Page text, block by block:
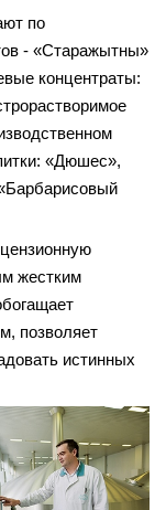
по
- «Старажытны»
концентраты:
«Дюшес»,
жестким
позволяет
истинных